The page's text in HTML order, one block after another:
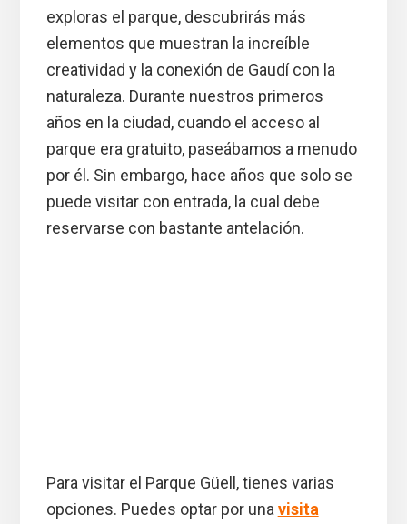
exploras el parque, descubrirás más
elementos que muestran la increíble
creatividad y la conexión de Gaudí con la
naturaleza. Durante nuestros primeros
años en la ciudad, cuando el acceso al
parque era gratuito, paseábamos a menudo
por él. Sin embargo, hace años que solo se
puede visitar con entrada, la cual debe
reservarse con bastante antelación.
Para visitar el Parque Güell, tienes varias
opciones. Puedes optar por una visita